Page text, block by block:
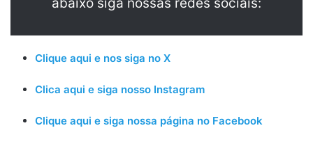
Clique aqui e nos siga no X
Clica aqui e siga nosso Instagram
Clique aqui e siga nossa página no Facebook